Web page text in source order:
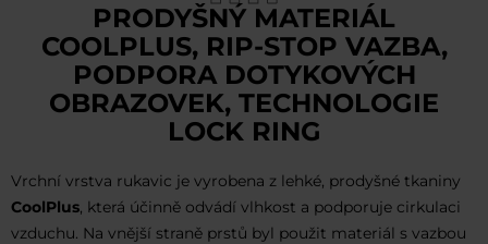
PRODYŠNÝ MATERIÁL
COOLPLUS, RIP-STOP VAZBA,
PODPORA DOTYKOVÝCH
OBRAZOVEK, TECHNOLOGIE
LOCK RING
Vrchní vrstva rukavic je vyrobena z lehké, prodyšné tkaniny
CoolPlus, která účinně odvádí vlhkost a podporuje cirkulaci
vzduchu. Na vnější straně prstů byl použit materiál s vazbou